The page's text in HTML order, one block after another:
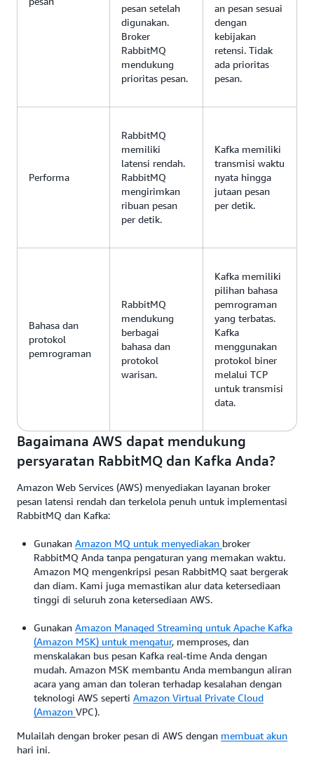
pesan setelah
digunakan.
Broker
RabbitMQ
mendukung
prioritas pesan.
an pesan sesuai
dengan
kebijakan
retensi. Tidak
ada prioritas
pesan.
Performa
RabbitMQ
memiliki
latensi rendah.
RabbitMQ
mengirimkan
ribuan pesan
per detik.
Kafka memiliki
transmisi waktu
nyata hingga
jutaan pesan
per detik.
Bahasa dan
protokol
pemrograman
RabbitMQ
mendukung
berbagai
bahasa dan
protokol
warisan.
Kafka memiliki
pilihan bahasa
pemrograman
yang terbatas.
Kafka
menggunakan
protokol biner
melalui TCP
untuk transmisi
data.
Bagaimana AWS dapat mendukung
persyaratan RabbitMQ dan Kafka Anda?
Amazon Web Services (AWS) menyediakan layanan broker
pesan latensi rendah dan terkelola penuh untuk implementasi
RabbitMQ dan Kafka:
Gunakan Amazon MQ untuk menyediakan broker
RabbitMQ Anda tanpa pengaturan yang memakan waktu.
Amazon MQ mengenkripsi pesan RabbitMQ saat bergerak
dan diam. Kami juga memastikan alur data ketersediaan
tinggi di seluruh zona ketersediaan AWS.
Gunakan Amazon Managed Streaming untuk Apache Kafka
(Amazon MSK) untuk mengatur, memproses, dan
menskalakan bus pesan Kafka real-time Anda dengan
mudah. Amazon MSK membantu Anda membangun aliran
acara yang aman dan toleran terhadap kesalahan dengan
teknologi AWS seperti Amazon Virtual Private Cloud
(Amazon VPC).
Mulailah dengan broker pesan di AWS dengan membuat akun
hari ini.